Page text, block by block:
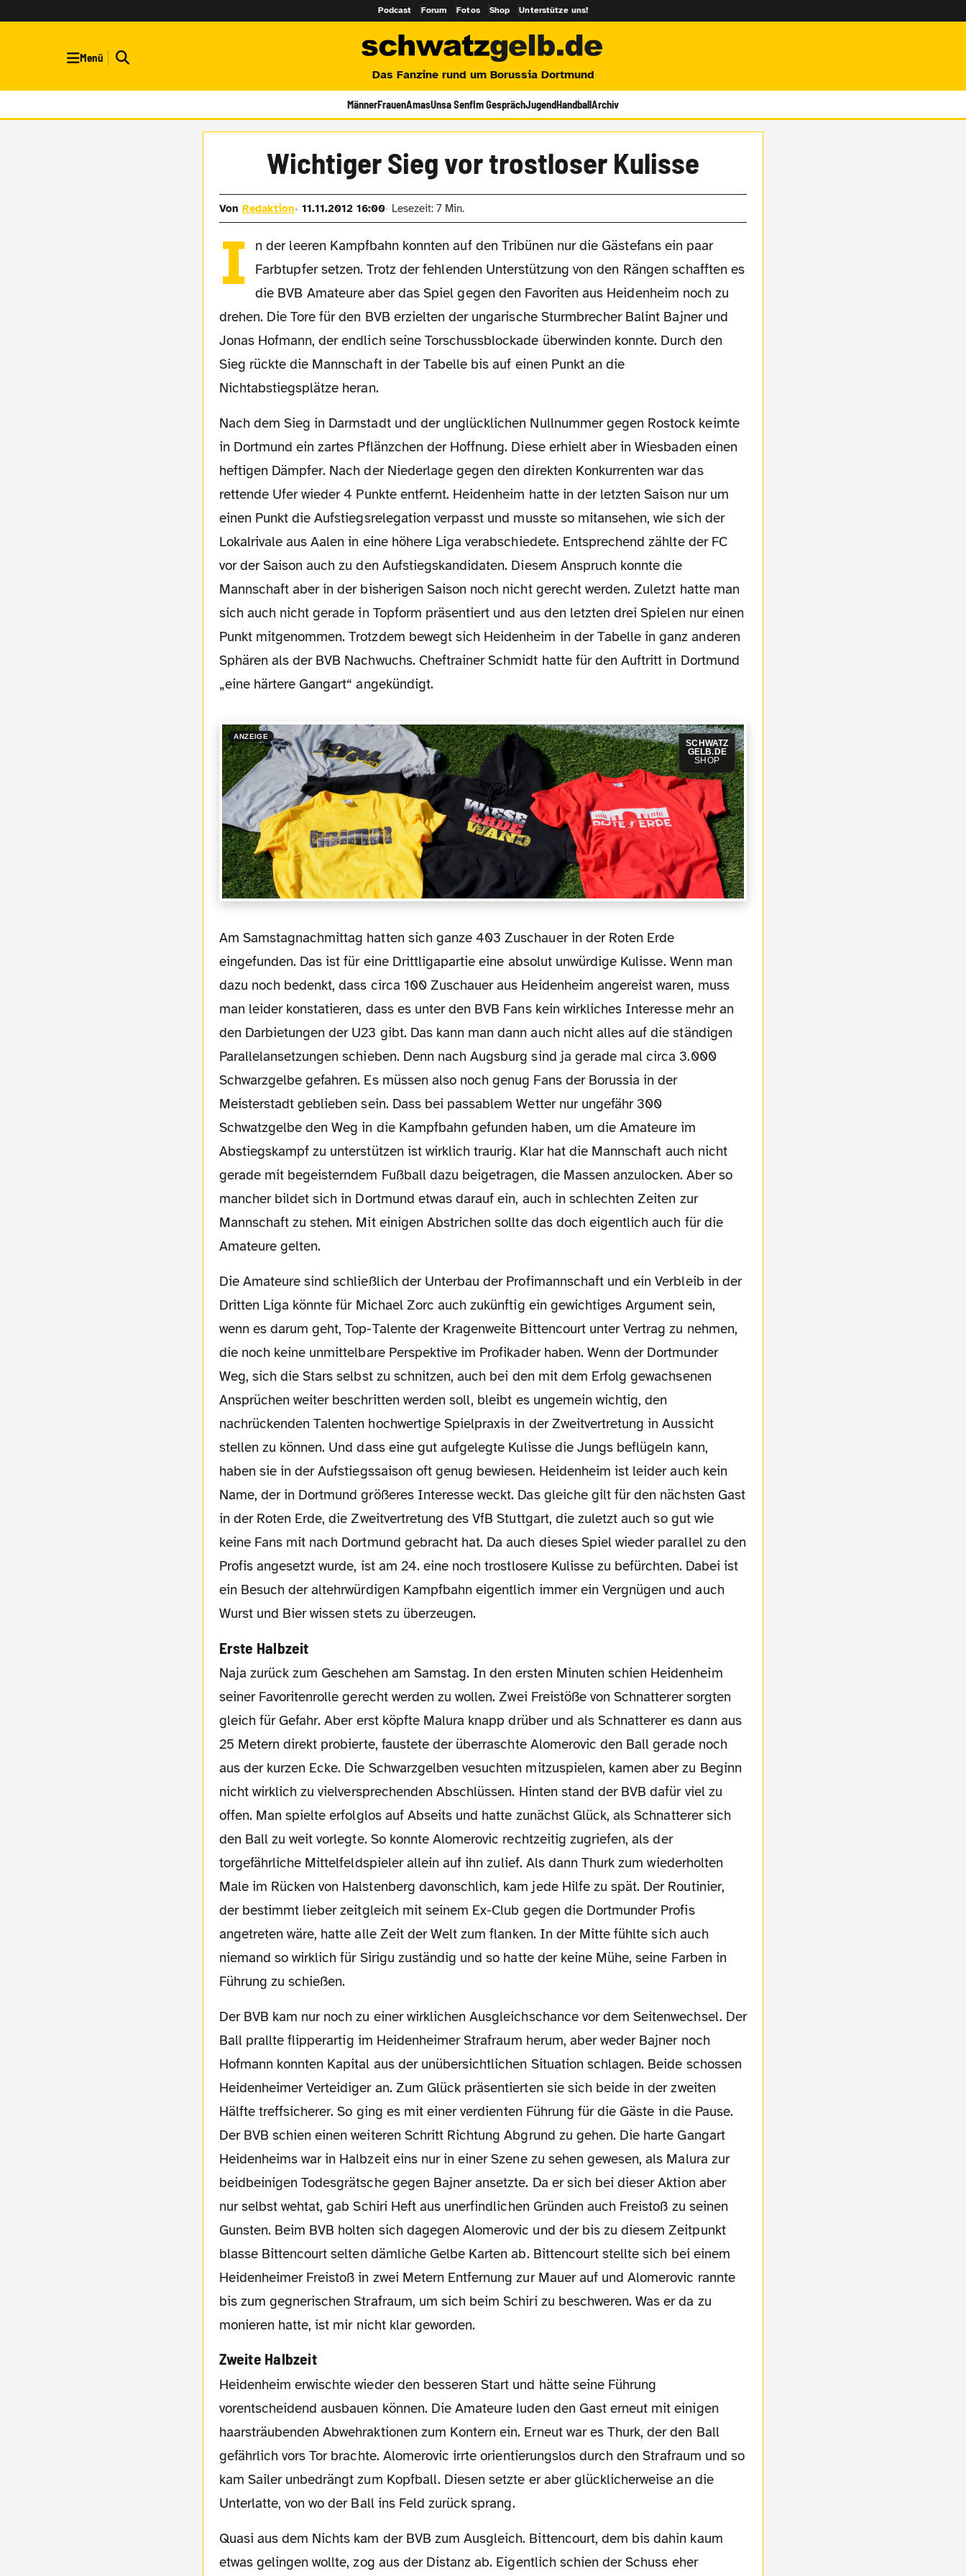
Podcast Forum Fotos Shop Unterstütze uns!
Menü
Das Fanzine rund um Borussia Dortmund
MännerFrauenAmasUnsa SenfIm GesprächJugendHandballArchiv
Wichtiger Sieg vor trostloser Kulisse
Von Redaktion 11.11.2012 16:00 Lesezeit: 7 Min.
I
n der leeren Kampfbahn konnten auf den Tribünen nur die Gästefans ein paar
Farbtupfer setzen. Trotz der fehlenden Unterstützung von den Rängen schafften es
die BVB Amateure aber das Spiel gegen den Favoriten aus Heidenheim noch zu
drehen. Die Tore für den BVB erzielten der ungarische Sturmbrecher Balint Bajner und
Jonas Hofmann, der endlich seine Torschussblockade überwinden konnte. Durch den
Sieg rückte die Mannschaft in der Tabelle bis auf einen Punkt an die
Nichtabstiegsplätze heran.
Nach dem Sieg in Darmstadt und der unglücklichen Nullnummer gegen Rostock keimte
in Dortmund ein zartes Pflänzchen der Hoffnung. Diese erhielt aber in Wiesbaden einen
heftigen Dämpfer. Nach der Niederlage gegen den direkten Konkurrenten war das
rettende Ufer wieder 4 Punkte entfernt. Heidenheim hatte in der letzten Saison nur um
einen Punkt die Aufstiegsrelegation verpasst und musste so mitansehen, wie sich der
Lokalrivale aus Aalen in eine höhere Liga verabschiedete. Entsprechend zählte der FC
vor der Saison auch zu den Aufstiegskandidaten. Diesem Anspruch konnte die
Mannschaft aber in der bisherigen Saison noch nicht gerecht werden. Zuletzt hatte man
sich auch nicht gerade in Topform präsentiert und aus den letzten drei Spielen nur einen
Punkt mitgenommen. Trotzdem bewegt sich Heidenheim in der Tabelle in ganz anderen
Sphären als der BVB Nachwuchs. Cheftrainer Schmidt hatte für den Auftritt in Dortmund
„eine härtere Gangart“ angekündigt.
ANZEIGE
SCHWATZ
GELB.DE
SHOP
Am Samstagnachmittag hatten sich ganze 403 Zuschauer in der Roten Erde
eingefunden. Das ist für eine Drittligapartie eine absolut unwürdige Kulisse. Wenn man
dazu noch bedenkt, dass circa 100 Zuschauer aus Heidenheim angereist waren, muss
man leider konstatieren, dass es unter den BVB Fans kein wirkliches Interesse mehr an
den Darbietungen der U23 gibt. Das kann man dann auch nicht alles auf die ständigen
Parallelansetzungen schieben. Denn nach Augsburg sind ja gerade mal circa 3.000
Schwarzgelbe gefahren. Es müssen also noch genug Fans der Borussia in der
Meisterstadt geblieben sein. Dass bei passablem Wetter nur ungefähr 300
Schwatzgelbe den Weg in die Kampfbahn gefunden haben, um die Amateure im
Abstiegskampf zu unterstützen ist wirklich traurig. Klar hat die Mannschaft auch nicht
gerade mit begeisterndem Fußball dazu beigetragen, die Massen anzulocken. Aber so
mancher bildet sich in Dortmund etwas darauf ein, auch in schlechten Zeiten zur
Mannschaft zu stehen. Mit einigen Abstrichen sollte das doch eigentlich auch für die
Amateure gelten.
Die Amateure sind schließlich der Unterbau der Profimannschaft und ein Verbleib in der
Dritten Liga könnte für Michael Zorc auch zukünftig ein gewichtiges Argument sein,
wenn es darum geht, Top-Talente der Kragenweite Bittencourt unter Vertrag zu nehmen,
die noch keine unmittelbare Perspektive im Profikader haben. Wenn der Dortmunder
Weg, sich die Stars selbst zu schnitzen, auch bei den mit dem Erfolg gewachsenen
Ansprüchen weiter beschritten werden soll, bleibt es ungemein wichtig, den
nachrückenden Talenten hochwertige Spielpraxis in der Zweitvertretung in Aussicht
stellen zu können. Und dass eine gut aufgelegte Kulisse die Jungs beflügeln kann,
haben sie in der Aufstiegssaison oft genug bewiesen. Heidenheim ist leider auch kein
Name, der in Dortmund größeres Interesse weckt. Das gleiche gilt für den nächsten Gast
in der Roten Erde, die Zweitvertretung des VfB Stuttgart, die zuletzt auch so gut wie
keine Fans mit nach Dortmund gebracht hat. Da auch dieses Spiel wieder parallel zu den
Profis angesetzt wurde, ist am 24. eine noch trostlosere Kulisse zu befürchten. Dabei ist
ein Besuch der altehrwürdigen Kampfbahn eigentlich immer ein Vergnügen und auch
Wurst und Bier wissen stets zu überzeugen.
Erste Halbzeit
Naja zurück zum Geschehen am Samstag. In den ersten Minuten schien Heidenheim
seiner Favoritenrolle gerecht werden zu wollen. Zwei Freistöße von Schnatterer sorgten
gleich für Gefahr. Aber erst köpfte Malura knapp drüber und als Schnatterer es dann aus
25 Metern direkt probierte, faustete der überraschte Alomerovic den Ball gerade noch
aus der kurzen Ecke. Die Schwarzgelben vesuchten mitzuspielen, kamen aber zu Beginn
nicht wirklich zu vielversprechenden Abschlüssen. Hinten stand der BVB dafür viel zu
offen. Man spielte erfolglos auf Abseits und hatte zunächst Glück, als Schnatterer sich
den Ball zu weit vorlegte. So konnte Alomerovic rechtzeitig zugriefen, als der
torgefährliche Mittelfeldspieler allein auf ihn zulief. Als dann Thurk zum wiederholten
Male im Rücken von Halstenberg davonschlich, kam jede Hilfe zu spät. Der Routinier,
der bestimmt lieber zeitgleich mit seinem Ex-Club gegen die Dortmunder Profis
angetreten wäre, hatte alle Zeit der Welt zum flanken. In der Mitte fühlte sich auch
niemand so wirklich für Sirigu zuständig und so hatte der keine Mühe, seine Farben in
Führung zu schießen.
Der BVB kam nur noch zu einer wirklichen Ausgleichschance vor dem Seitenwechsel. Der
Ball prallte flipperartig im Heidenheimer Strafraum herum, aber weder Bajner noch
Hofmann konnten Kapital aus der unübersichtlichen Situation schlagen. Beide schossen
Heidenheimer Verteidiger an. Zum Glück präsentierten sie sich beide in der zweiten
Hälfte treffsicherer. So ging es mit einer verdienten Führung für die Gäste in die Pause.
Der BVB schien einen weiteren Schritt Richtung Abgrund zu gehen. Die harte Gangart
Heidenheims war in Halbzeit eins nur in einer Szene zu sehen gewesen, als Malura zur
beidbeinigen Todesgrätsche gegen Bajner ansetzte. Da er sich bei dieser Aktion aber
nur selbst wehtat, gab Schiri Heft aus unerfindlichen Gründen auch Freistoß zu seinen
Gunsten. Beim BVB holten sich dagegen Alomerovic und der bis zu diesem Zeitpunkt
blasse Bittencourt selten dämliche Gelbe Karten ab. Bittencourt stellte sich bei einem
Heidenheimer Freistoß in zwei Metern Entfernung zur Mauer auf und Alomerovic rannte
bis zum gegnerischen Strafraum, um sich beim Schiri zu beschweren. Was er da zu
monieren hatte, ist mir nicht klar geworden.
Zweite Halbzeit
Heidenheim erwischte wieder den besseren Start und hätte seine Führung
vorentscheidend ausbauen können. Die Amateure luden den Gast erneut mit einigen
haarsträubenden Abwehraktionen zum Kontern ein. Erneut war es Thurk, der den Ball
gefährlich vors Tor brachte. Alomerovic irrte orientierungslos durch den Strafraum und so
kam Sailer unbedrängt zum Kopfball. Diesen setzte er aber glücklicherweise an die
Unterlatte, von wo der Ball ins Feld zurück sprang.
Quasi aus dem Nichts kam der BVB zum Ausgleich. Bittencourt, dem bis dahin kaum
etwas gelingen wollte, zog aus der Distanz ab. Eigentlich schien der Schuss eher